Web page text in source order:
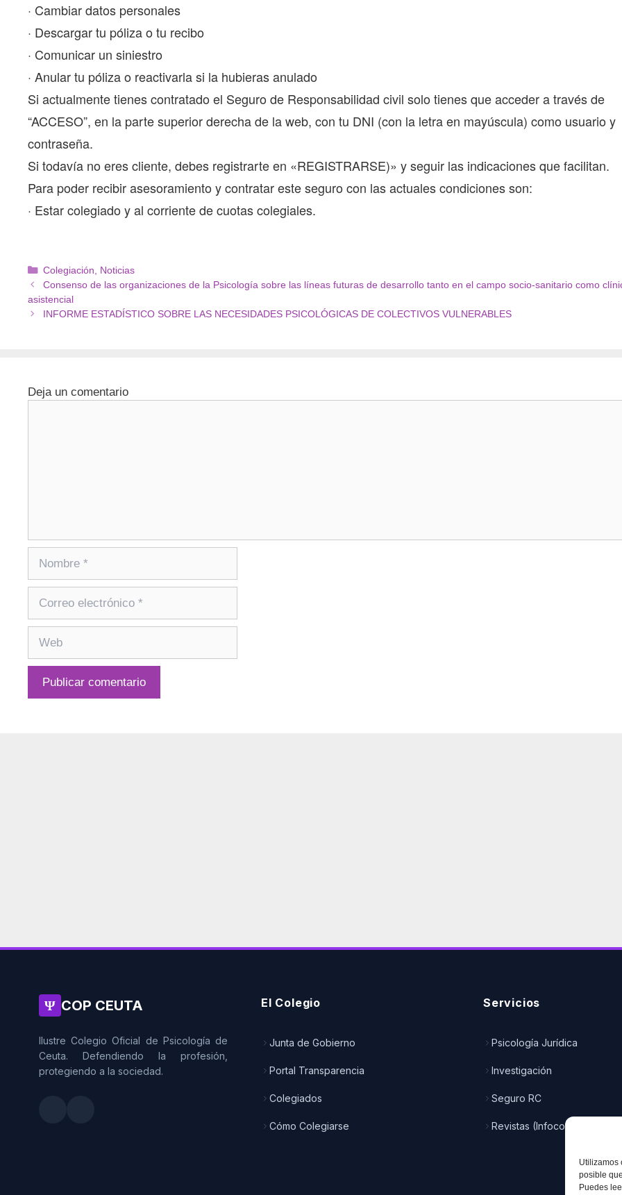
Utilizamos
posible
Puedes
· Cambiar datos personales
· Descargar tu póliza o tu recibo
· Comunicar un siniestro
· Anular tu póliza o reactivarla si la hubieras anulado
Si actualmente tienes contratado el Seguro de Responsabilidad civil solo tienes que acceder a través de
“ACCESO”, en la parte superior derecha de la web, con tu DNI (con la letra en mayúscula) como usuario y
contraseña.
Si todavía no eres cliente, debes registrarte en «REGISTRARSE)» y seguir las indicaciones que facilitan.
Para poder recibir asesoramiento y contratar este seguro con las actuales condiciones son:
· Estar colegiado y al corriente de cuotas colegiales.
Colegiación
Noticias
Consenso de las organizaciones de la Psicología sobre las líneas futuras de desarrollo tanto en el campo socio-sanitario como
asistencial
INFORME ESTADÍSTICO SOBRE LAS NECESIDADES PSICOLÓGICAS DE COLECTIVOS VULNERABLES
Deja un comentario
Ψ COP CEUTA
Ilustre Colegio Oficial de Psicología de
Ceuta. Defendiendo la profesión,
protegiendo a la sociedad.
El Colegio
Junta de Gobierno
Portal Transparencia
Colegiados
Cómo Colegiarse
Servicios
Psicología Jurídica
Investigación
Seguro RC
Revistas (Infocop)